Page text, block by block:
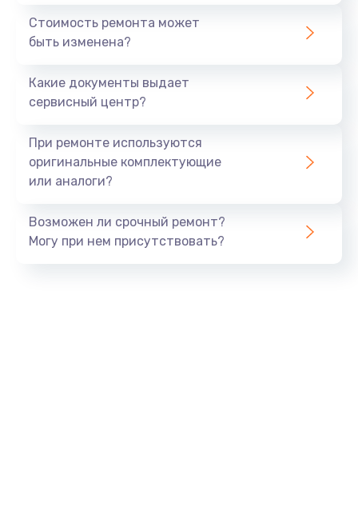
Замена мультиклапана
1000 руб.
Ремонт помпы
2650 руб.
Стоимость ремонта может
быть изменена?
Какие документы выдает
сервисный центр?
При ремонте используются
оригинальные комплектующие
или аналоги?
Возможен ли срочный ремонт?
Могу при нем присутствовать?